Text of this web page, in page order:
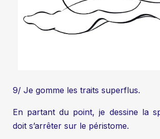
9/ Je gomme les traits superflus.
En partant du point, je dessine la
doit s’arrêter sur le péristome.